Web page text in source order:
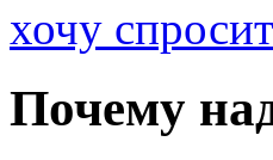
хочу
Почему